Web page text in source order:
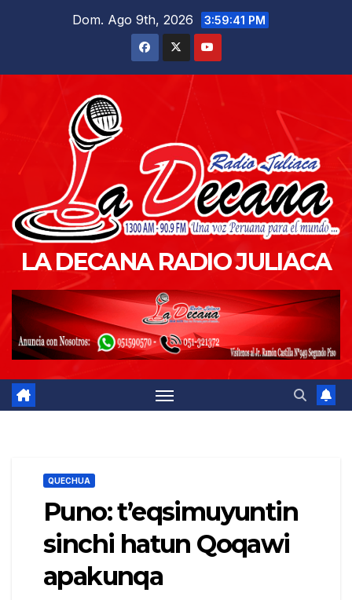
Dom. Ago 9th, 2026 3:59:42 PM
LA DECANA RADIO JULIACA
QUECHUA
Puno: t’eqsimuyuntin
sinchi hatun Qoqawi
apakunqa